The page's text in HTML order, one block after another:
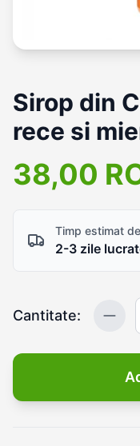
Sirop din
rece si
38,00
Timp estimat
2-3 zile
Cantitate: